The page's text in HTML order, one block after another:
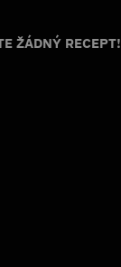
ŽÁDNÝ RECEPT!